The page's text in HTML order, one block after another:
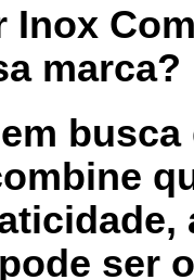
marca?
,
ser